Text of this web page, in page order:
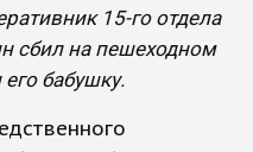
15-го отдела
сбил на пешеходном
бабушку.